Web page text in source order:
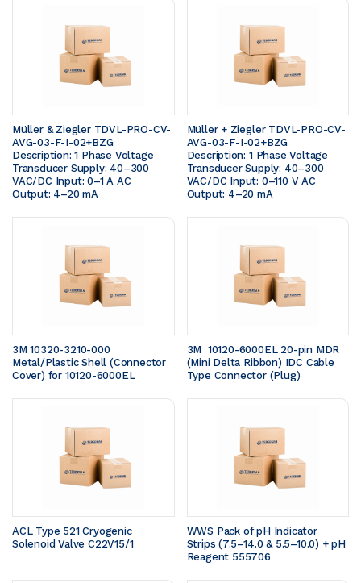
Müller & Ziegler TDVL-PRO-CV-
AVG-03-F-I-02+BZG
Description: 1 Phase Voltage
Transducer Supply: 40–300
VAC/DC Input: 0–1 A AC
Output: 4–20 mA
Müller + Ziegler TDVL-PRO-CV-
AVG-03-F-I-02+BZG
Description: 1 Phase Voltage
Transducer Supply: 40–300
VAC/DC Input: 0–110 V AC
Output: 4–20 mA
3M 10320-3210-000
Metal/Plastic Shell (Connector
Cover) for 10120-6000EL
3M  10120-6000EL 20-pin MDR
(Mini Delta Ribbon) IDC Cable
Type Connector (Plug)
ACL Type 521 Cryogenic
Solenoid Valve C22V15/1
WWS Pack of pH Indicator
Strips (7.5–14.0 & 5.5–10.0) + pH
Reagent 555706